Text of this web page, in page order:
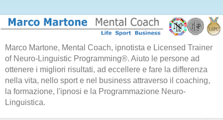
Marco Martone, Mental Coach, ipnotista e Licensed Trainer
of Neuro-Linguistic Programming®. Aiuto le persone ad
ottenere i migliori risultati, ad eccellere e fare la differenza
nella vita, nello sport e nel business attraverso il coaching,
la formazione, l'ipnosi e la Programmazione Neuro-
Linguistica.